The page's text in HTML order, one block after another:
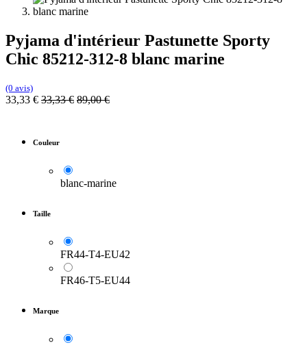
Pyjama d'intérieur Pastunette Sporty
Chic 85212-312-8 blanc marine
(0 avis)
33,33 € 33,33€ 89,00€
Couleur
blanc-marine
Taille
FR44-T4-EU42
FR46-T5-EU44
Marque